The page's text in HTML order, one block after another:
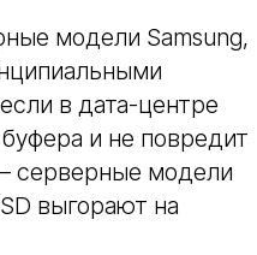
модели Samsung,
в дата-центре
и не повредит
серверные модели
выгорают на